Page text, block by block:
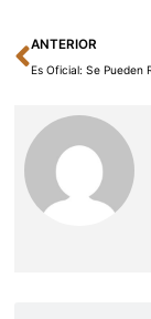
Ant
ANTERIOR